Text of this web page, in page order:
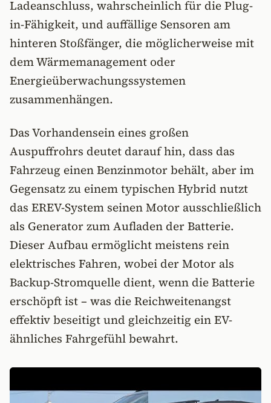
Ladeanschluss, wahrscheinlich für die Plug-
in-Fähigkeit, und auffällige Sensoren am
hinteren Stoßfänger, die möglicherweise mit
dem Wärmemanagement oder
Energieüberwachungssystemen
zusammenhängen.
Das Vorhandensein eines großen
Auspuffrohrs deutet darauf hin, dass das
Fahrzeug einen Benzinmotor behält, aber im
Gegensatz zu einem typischen Hybrid nutzt
das EREV-System seinen Motor ausschließlich
als Generator zum Aufladen der Batterie.
Dieser Aufbau ermöglicht meistens rein
elektrisches Fahren, wobei der Motor als
Backup-Stromquelle dient, wenn die Batterie
erschöpft ist – was die Reichweitenangst
effektiv beseitigt und gleichzeitig ein EV-
ähnliches Fahrgefühl bewahrt.